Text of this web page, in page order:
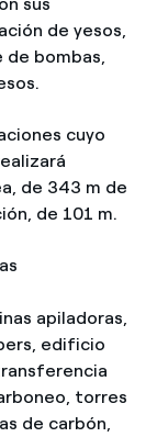
de yesos,
bombas,
cuyo
de 343 m de
de 101 m.
apiladoras,
edificio
torres
de carbón,